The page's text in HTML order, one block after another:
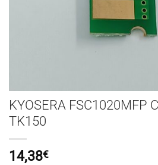
KYOSERA FSC1020MFP
TK150
14,38€